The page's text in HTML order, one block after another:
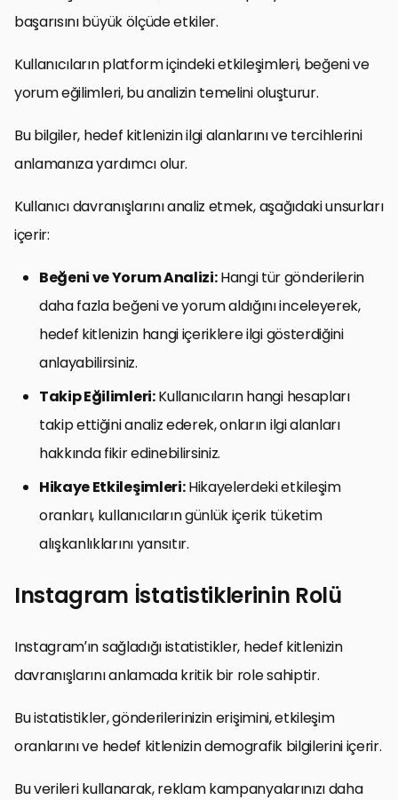
başarısını büyük ölçüde etkiler.
Kullanıcıların platform içindeki etkileşimleri, beğeni ve
yorum eğilimleri, bu analizin temelini oluşturur.
Bu bilgiler, hedef kitlenizin ilgi alanlarını ve tercihlerini
anlamanıza yardımcı olur.
Kullanıcı davranışlarını analiz etmek, aşağıdaki unsurları
içerir:
Beğeni ve Yorum Analizi:Hangi tür gönderilerin
daha fazla beğeni ve yorum aldığını inceleyerek,
hedef kitlenizin hangi içeriklere ilgi gösterdiğini
anlayabilirsiniz.
Takip Eğilimleri:Kullanıcıların hangi hesapları
takip ettiğini analiz ederek, onların ilgi alanları
hakkında fikir edinebilirsiniz.
Hikaye Etkileşimleri:Hikayelerdeki etkileşim
oranları, kullanıcıların günlük içerik tüketim
alışkanlıklarını yansıtır.
Instagram İstatistiklerinin Rolü
Instagram’ın sağladığı istatistikler, hedef kitlenizin
davranışlarını anlamada kritik bir role sahiptir.
Bu istatistikler, gönderilerinizin erişimini, etkileşim
oranlarını ve hedef kitlenizin demografik bilgilerini içerir.
Bu verileri kullanarak, reklam kampanyalarınızı daha